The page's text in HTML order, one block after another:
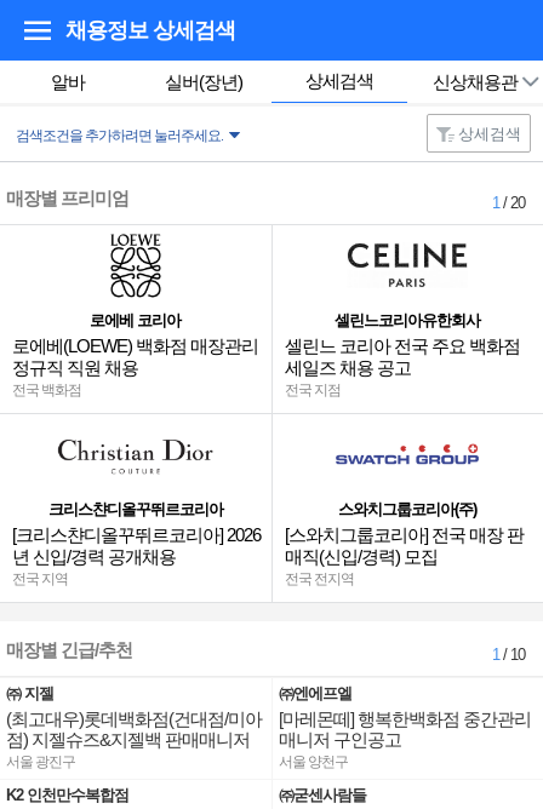
채용정보 상세검색
알바 실버(장년) 상세검색 신상채용관
검색조건을 추가하려면 눌러주세요. 상세검색
매장별 프리미엄 1/ 20
로에베 코리아
로에베(LOEWE) 백화점 매장관리
정규직 직원 채용
전국 백화점
크리스챤디올꾸뛰르코리아
[크리스챤디올꾸뛰르코리아] 2026
년 신입/경력 공개채용
전국 지역
셀린느코리아유한회사
셀린느 코리아 전국 주요 백화점
세일즈 채용 공고
전국 지점
스와치그룹코리아(주)
[스와치그룹코리아] 전국 매장 판
매직(신입/경력) 모집
전국 전지역
매장별 긴급/추천 1/ 10
㈜ 지젤
(최고대우)롯데백화점(건대점/미아
점) 지젤슈즈&지젤백 판매매니저
(직원) 구인합니다
서울 광진구
K2 인천만수복합점
㈜엔에프엘
[마레몬떼] 행복한백화점 중간관리
매니저 구인공고
서울 양천구
㈜굳센사람들